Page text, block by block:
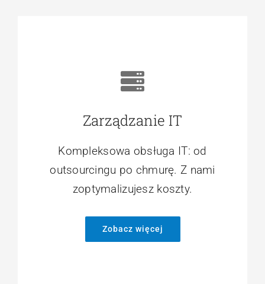
Zarządzanie IT
Kompleksowa obsługa IT: od
outsourcingu po chmurę. Z nami
zoptymalizujesz koszty.
Zobacz więcej